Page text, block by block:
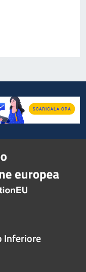
Inferiore